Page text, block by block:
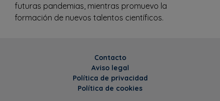
futuras pandemias, mientras promuevo la
formación de nuevos talentos científicos.
Contacto
Aviso legal
Política de privacidad
Política de cookies